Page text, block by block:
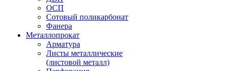
ОСП
Сотовый поликарбонат
Фанера
Металлопрокат
Арматура
Листы металлические
(листовой металл)